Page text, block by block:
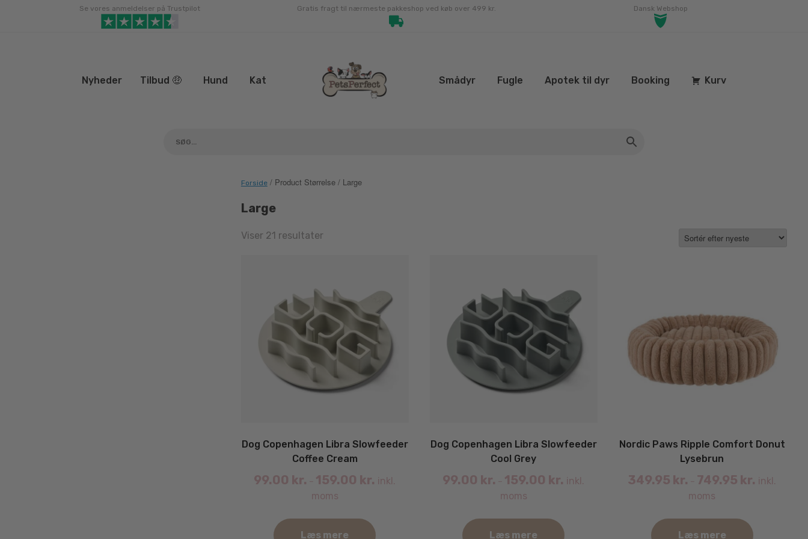
Se vores anmeldelser på Trustpilot Gratis fragt til nærmeste pakkeshop ved køb over 499 kr. Dansk Webshop
Nyheder Tilbud 🤑 Hund Kat Smådyr Fugle Apotek til dyr Booking Kurv
Forside/ Product Størrelse / Large
Large
Viser 21 resultaterSorted
Dog Copenhagen Libra Slowfeeder
Coffee Cream
99.00 kr. – 159.00 kr. inkl.
moms
Læs mere
Dog Copenhagen Libra Slowfeeder
Cool Grey
99.00 kr. – 159.00 kr. inkl.
moms
Læs mere
Nordic Paws Ripple Comfort Donut
Lysebrun
349.95 kr. – 749.95 kr. inkl.
moms
Læs mere